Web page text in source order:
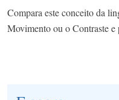
Compara este conceito da
Movimento ou o Contraste e